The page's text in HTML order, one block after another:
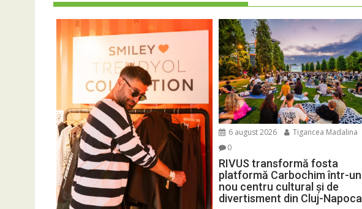
6 august 2026
Tigancea Madalina
0
RIVUS transformă fosta
platformă Carbochim într-un
nou centru cultural și de
divertisment din Cluj-Napoca